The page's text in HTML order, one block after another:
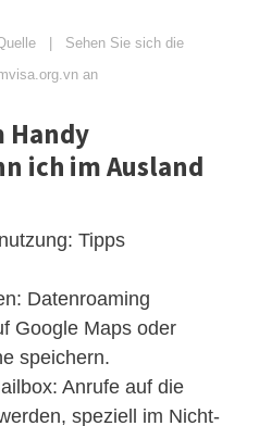
| Sehen Sie sich die
an
Handy
ich im Ausland
Tipps
Datenroaming
Google Maps oder
speichern.
Anrufe auf die
speziell im Nicht-